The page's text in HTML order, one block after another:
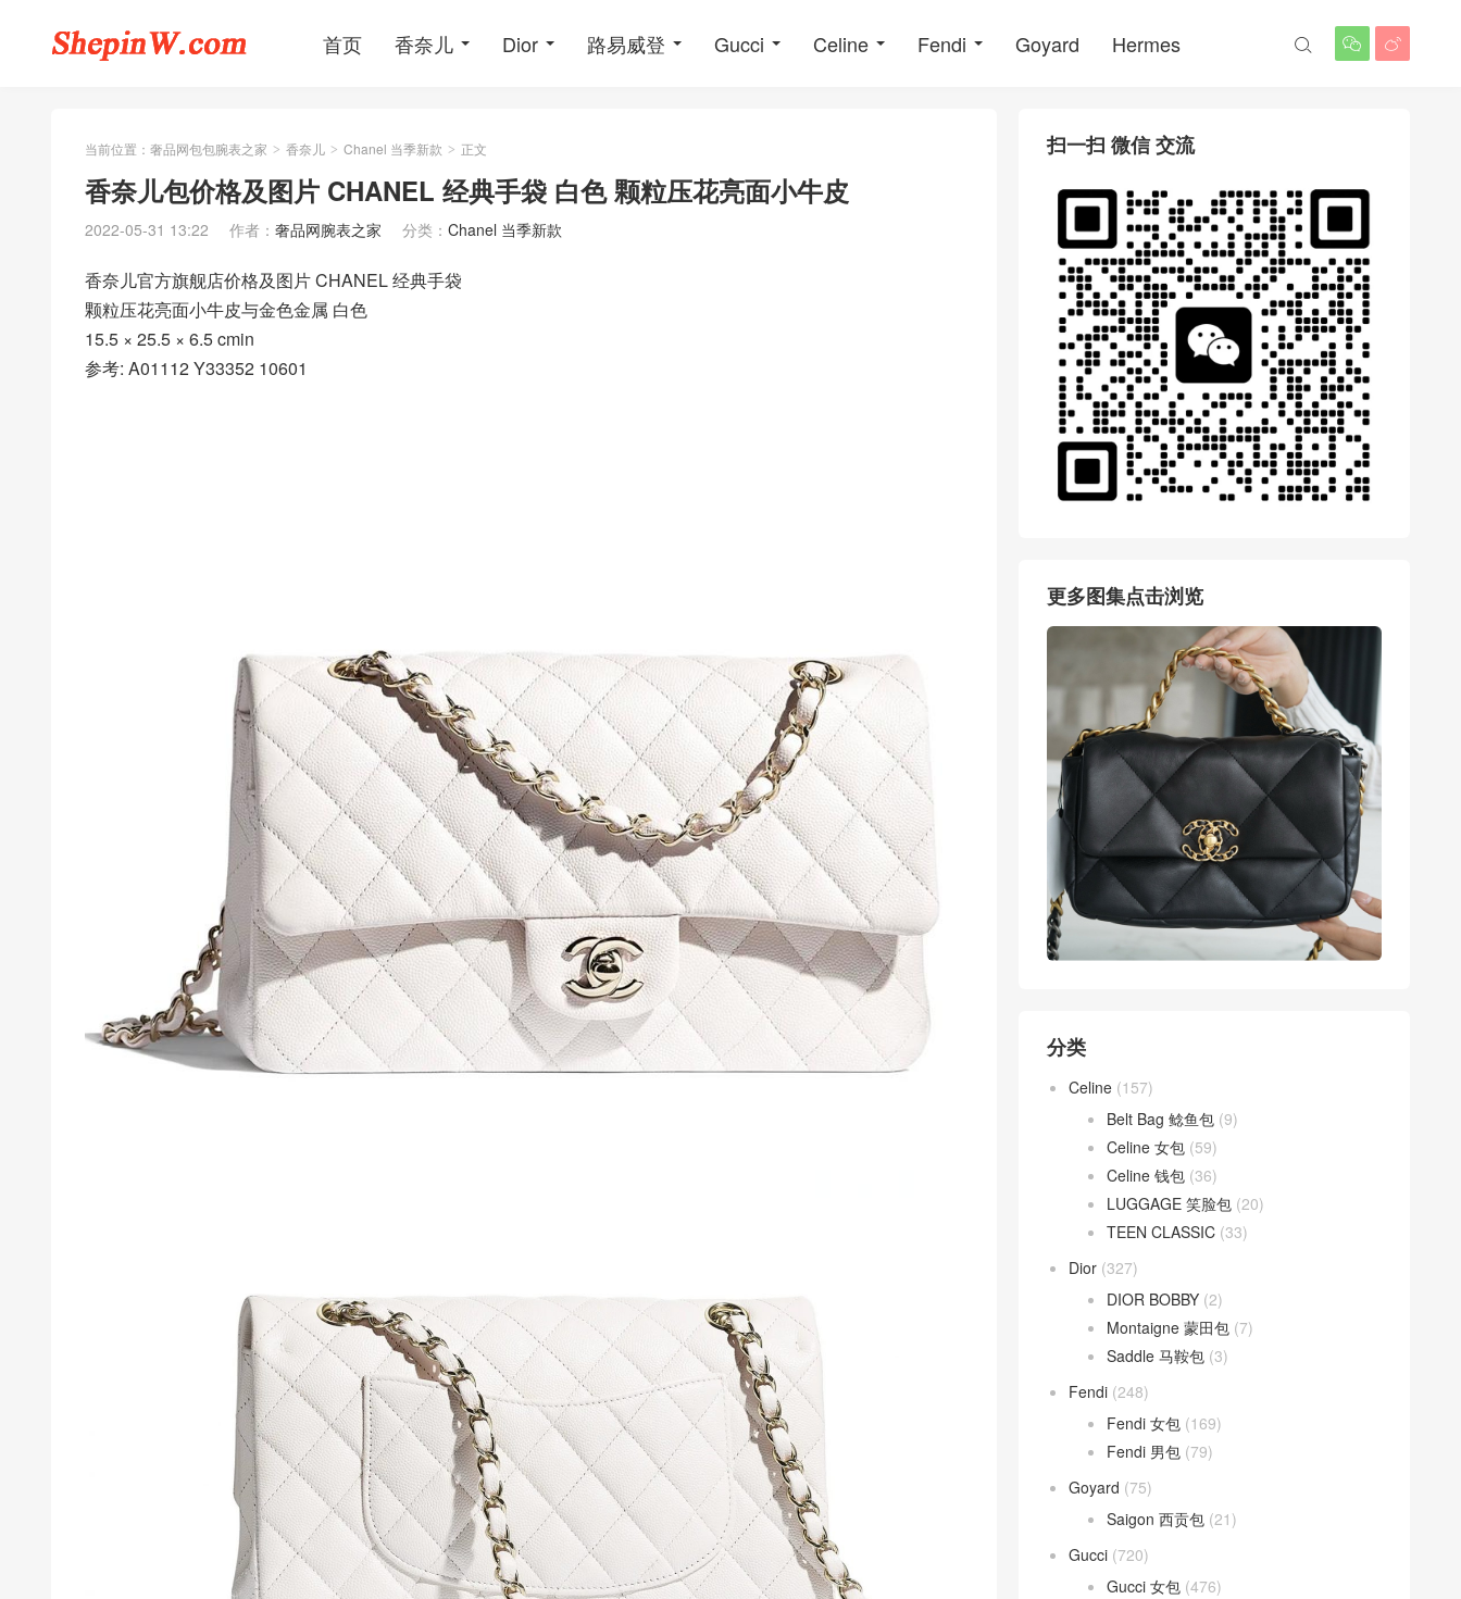
首页 香奈儿 Dior 路易威登 Gucci Celine Fendi Goyard Hermes  

当前位置： 奢品网包包腕表之家 > 香奈儿 > Chanel 当季新款 > 正文
香奈儿包价格及图片 CHANEL 经典手袋 白色 颗粒压花亮面小牛皮
2022-05-31 13:22 作者： 奢品网腕表之家 分类： Chanel 当季新款
香奈儿官方旗舰店价格及图片 CHANEL 经典手袋
颗粒压花亮面小牛皮与金色金属 白色
15.5 × 25.5 × 6.5 cmin
参考: A01112 Y33352 10601
扫一扫 微信 交流
更多图集点击浏览
分类
Celine (157)
Belt Bag 鲶鱼包 (9)
Celine 女包 (59)
Celine 钱包 (36)
LUGGAGE 笑脸包 (20)
TEEN CLASSIC (33)
Dior (327)
DIOR BOBBY (2)
Montaigne 蒙田包 (7)
Saddle 马鞍包 (3)
Fendi (248)
Fendi 女包 (169)
Fendi 男包 (79)
Goyard (75)
Saigon 西贡包 (21)
Gucci (720)
Gucci 女包 (476)